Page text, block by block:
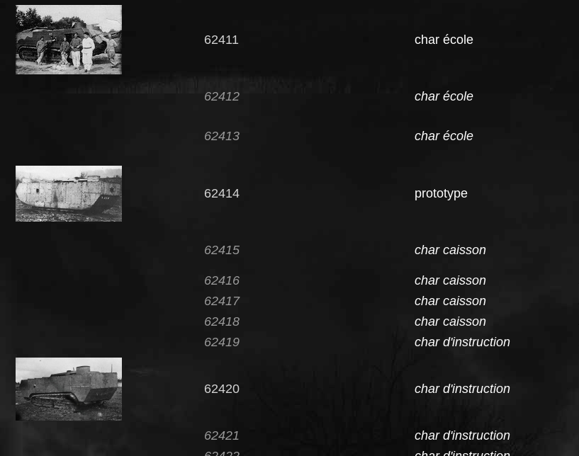
62411 char école
62412 char école
62413 char école
62414 prototype
62415 char caisson
62416
char caisson
62417
char caisson
62418
char caisson
62419
char d'instruction
62420 char d'instruction
62421 char d'instruction